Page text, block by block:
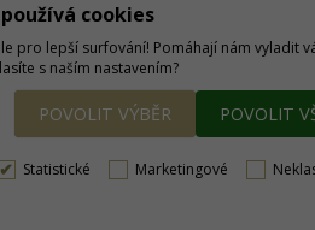
cookies
pro lepší surfování! Pomáhají nám vyladit
s naším nastavením?
POVOLIT VÝBĚR POVOLIT
Statistické Marketingové